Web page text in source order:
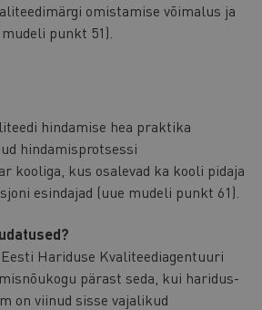
omistamise võimalus ja
punkt 51).
hindamise hea praktika
hindamisprotsessi
kooliga, kus osalevad ka kooli pidaja
esindajad (uue mudeli punkt 61).
Hariduse Kvaliteediagentuuri
pärast seda, kui haridus-
on viinud sisse vajalikud